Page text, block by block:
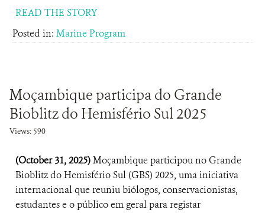
READ THE STORY
Posted in: Marine Program
Moçambique participa do Grande
Bioblitz do Hemisfério Sul 2025
Views: 590
(October 31, 2025)Moçambique participou no Grande
Bioblitz do Hemisfério Sul (GBS) 2025, uma iniciativa
internacional que reuniu biólogos, conservacionistas,
estudantes e o público em geral para registar